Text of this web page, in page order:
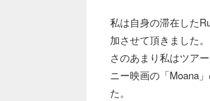
私は自身の滞在した
加させて頂きました
さのあまり私はツア
ニー映画の「Moana
た。